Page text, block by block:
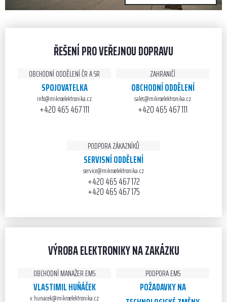
ŘEŠENÍ PRO VEŘEJNOU DOPRAVU
OBCHODNÍ ODDĚLENÍ ČR A SR
SPOJOVATELKA
info@mikroelektronika.cz
+420 465 467 111
ZAHRANIČÍ
OBCHODNÍ ODDĚLENÍ
sales@mikroelektronika.cz
+420 465 467 111
PODPORA ZÁKAZNÍKŮ
SERVISNÍ ODDĚLENÍ
service@mikroelektronika.cz
+420 465 467 172
+420 465 467 175
VÝROBA ELEKTRONIKY NA ZAKÁZKU
OBCHODNÍ MANAŽER EMS
VLASTIMIL HUŇÁČEK
v.hunacek@mikroelektronika.cz
PODPORA EMS
POŽADAVKY NA